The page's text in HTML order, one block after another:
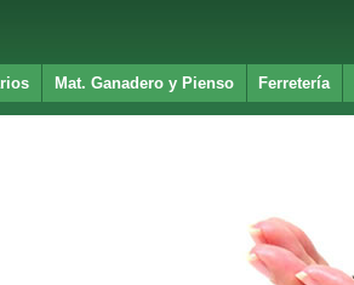
Mat. Ganadero y Pienso Ferretería